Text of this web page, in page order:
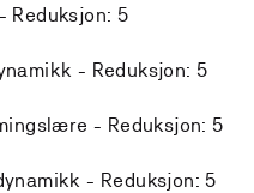
Reduksjon: 5
- Reduksjon: 5
- Reduksjon: 5
- Reduksjon: 5